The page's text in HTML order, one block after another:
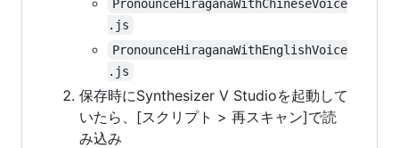
PronounceHiraganaWithChineseVoice
.js
PronounceHiraganaWithEnglishVoice
.js
保存時にSynthesizer V Studioを起動して
いたら、[スクリプト > 再スキャン]で読
み込み